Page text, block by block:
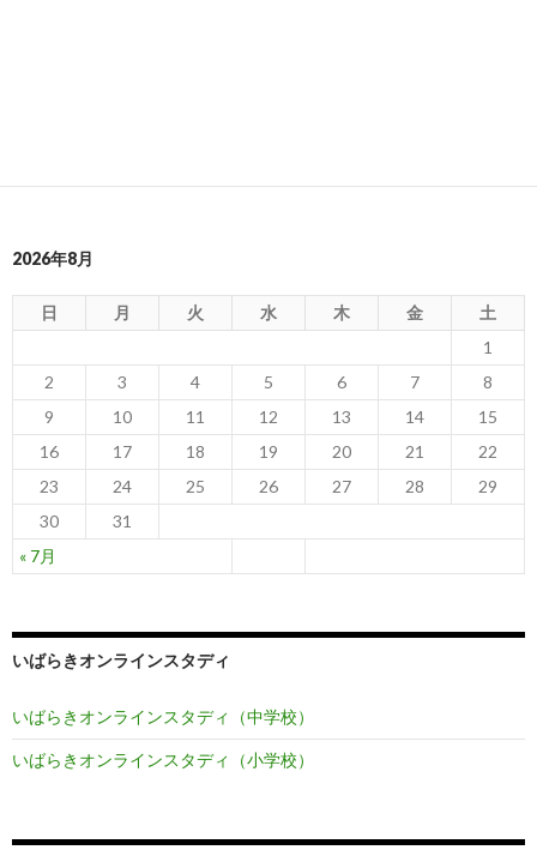
2026年8月
日 月 火 水 木 金 土
« 7月
1
2
3 4 5 6 7
8
9
10 11 12 13 14
15
16
17 18 19 20 21
22
23
24 25 26 27 28
29
30
31
いばらきオンラインスタディ
いばらきオンラインスタディ（中学校）
いばらきオンラインスタディ（小学校）